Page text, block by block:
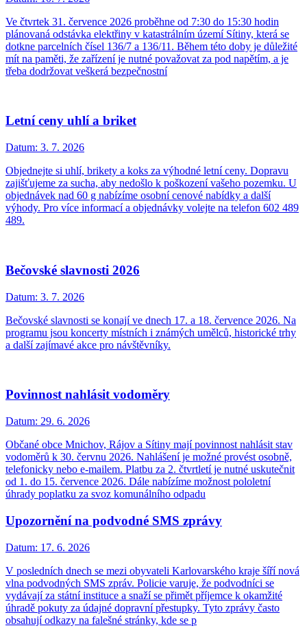
Ve čtvrtek 31. července 2026 proběhne od 7:30 do 15:30 hodin
plánovaná odstávka elektřiny v katastrálním území Sítiny, která se
dotkne parcelních čísel 136/7 a 136/11. Během této doby je důležité
mít na paměti, že zařízení je nutné považovat za pod napětím, a je
třeba dodržovat veškerá bezpečnostní
Letní ceny uhlí a briket
Datum: 3. 7. 2026
Objednejte si uhlí, brikety a koks za výhodné letní ceny. Dopravu
zajišťujeme za sucha, aby nedošlo k poškození vašeho pozemku. U
objednávek nad 60 g nabízíme osobní cenové nabídky a další
výhody. Pro více informací a objednávky volejte na telefon 602 489
489.
Bečovské slavnosti 2026
Datum: 3. 7. 2026
Bečovské slavnosti se konají ve dnech 17. a 18. července 2026. Na
programu jsou koncerty místních i známých umělců, historické trhy
a další zajímavé akce pro návštěvníky.
Povinnost nahlásit vodoměry
Datum: 29. 6. 2026
Občané obce Mnichov, Rájov a Sítiny mají povinnost nahlásit stav
vodoměrů k 30. červnu 2026. Nahlášení je možné provést osobně,
telefonicky nebo e-mailem. Platbu za 2. čtvrtletí je nutné uskutečnit
od 1. do 15. července 2026. Dále nabízíme možnost pololetní
úhrady poplatku za svoz komunálního odpadu
Upozornění na podvodné SMS zprávy
Datum: 17. 6. 2026
V posledních dnech se mezi obyvateli Karlovarského kraje šíří nová
vlna podvodných SMS zpráv. Policie varuje, že podvodníci se
vydávají za státní instituce a snaží se přimět příjemce k okamžité
úhradě pokuty za údajné dopravní přestupky. Tyto zprávy často
obsahují odkazy na falešné stránky, kde se p